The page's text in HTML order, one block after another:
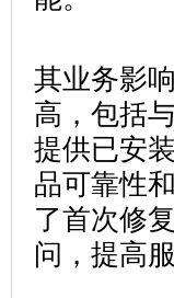
其业务影
高，包括
提供已安
品可靠性
了首次修
问，提高